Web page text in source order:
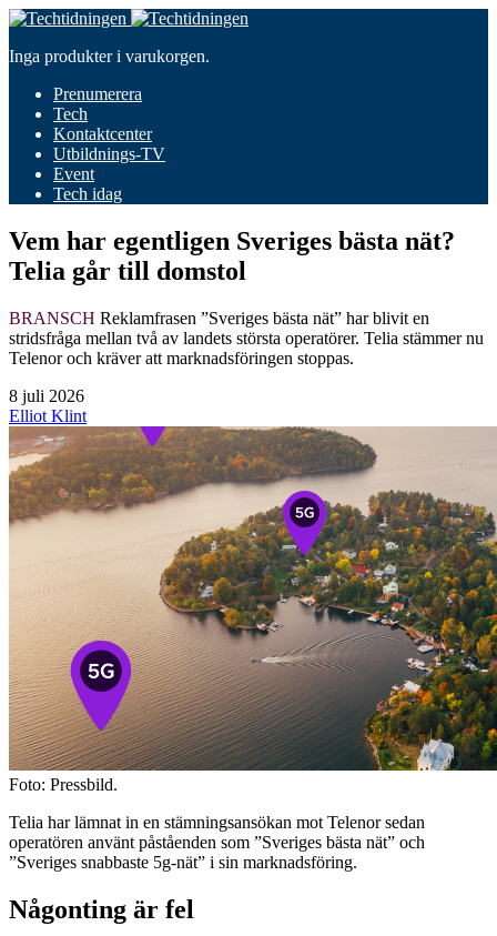
Inga produkter i varukorgen.
Prenumerera
Tech
Kontaktcenter
Utbildnings-TV
Event
Tech idag
Vem har egentligen Sveriges bästa nät?
Telia går till domstol
BRANSCH Reklamfrasen ”Sveriges bästa nät” har blivit en
stridsfråga mellan två av landets största operatörer. Telia stämmer nu
Telenor och kräver att marknadsföringen stoppas.
8 juli 2026
Elliot Klint
Foto: Pressbild.
Telia har lämnat in en stämningsansökan mot Telenor sedan
operatören använt påståenden som ”Sveriges bästa nät” och
”Sveriges snabbaste 5g-nät” i sin marknadsföring.
Någonting är fel